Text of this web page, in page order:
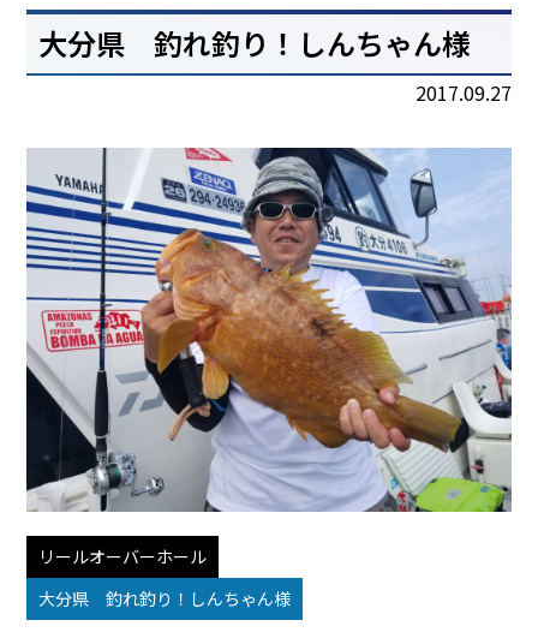
大分県 釣れ釣り！しんちゃん様
2017.09.27
リールオーバーホール
大分県 釣れ釣り！しんちゃん様